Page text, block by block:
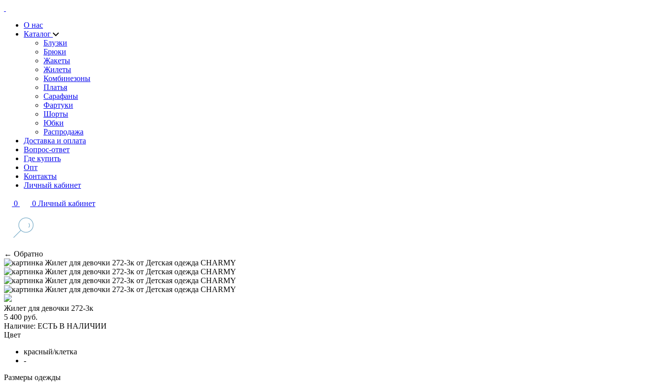
О нас
Каталог
Блузки
Брюки
Жакеты
Жилеты
Комбинезоны
Платья
Сарафаны
Фартуки
Шорты
Юбки
Распродажа
Доставка и оплата
Вопрос-ответ
Где купить
Опт
Контакты
Личный кабинет
0 0 Личный кабинет
← Обратно
Жилет для девочки 272-3к
5 400 руб.
Наличие: ЕСТЬ В НАЛИЧИИ
Цвет
красный/клетка
-
Размеры одежды